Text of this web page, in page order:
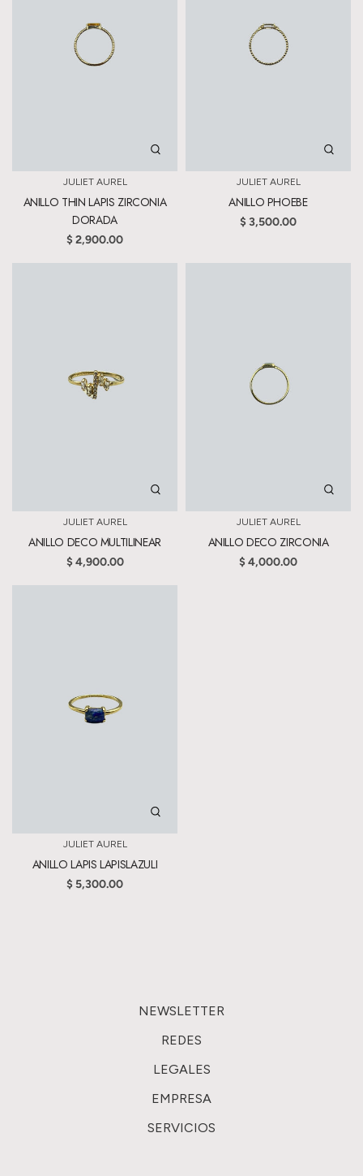
JULIET AUREL
ANILLO THIN LAPIS ZIRCONIA
DORADA
$ 2,900.00
JULIET AUREL
ANILLO PHOEBE
$ 3,500.00
JULIET AUREL
ANILLO DECO MULTILINEAR
$ 4,900.00
JULIET AUREL
ANILLO DECO ZIRCONIA
$ 4,000.00
JULIET AUREL
ANILLO LAPIS LAPISLAZULI
$ 5,300.00
NEWSLETTER
REGISTRARSE
REDES
INSTAGRAM
FACEBOOK
LEGALES
CONDICIONES DE COMPRA
TÉRMINOS Y CONDICIONES
EMPRESA
ABOUT US
SERVICIOS